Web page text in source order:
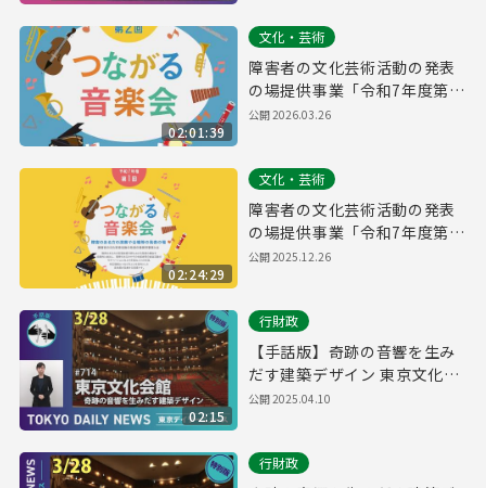
02:01:39
文化・芸術
障害者の文化芸術活動の発表
の場提供事業「令和7年度第2
回つながる音楽会」
公開2026.03.26
02:24:29
文化・芸術
障害者の文化芸術活動の発表
の場提供事業「令和7年度第1
回つながる音楽会」
公開2025.12.26
02:15
行財政
【手話版】奇跡の音響を生み
だす建築デザイン 東京文化会
館（令和7年3月28日 東京デイ
公開2025.04.10
行財政